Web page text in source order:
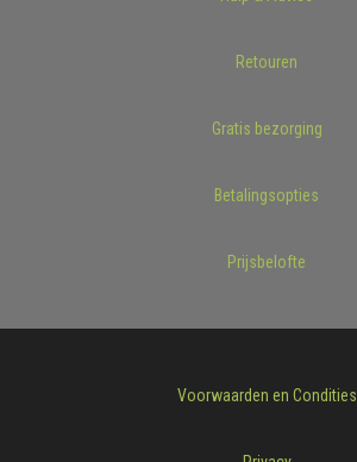
Retouren
Gratis bezorging
Betalingsopties
Prijsbelofte
Voorwaarden en Condities